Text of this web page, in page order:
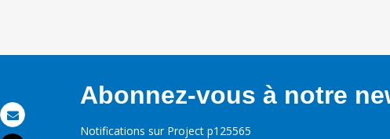
Email
Abonnez-vous à notre
Notifications sur Project p125565